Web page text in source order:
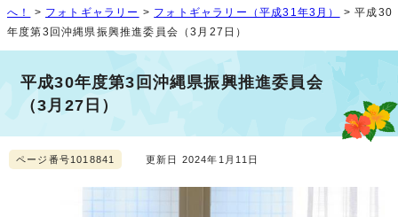
へ！
> フォトギャラリー > フォトギャラリー（平成31年3月）
> 平成30
年度第3回沖縄県振興推進委員会（3月27日）
平成30年度第3回沖縄県振興推進委員会
（3月27日）
ページ番号1018841 更新日 2024年1月11日